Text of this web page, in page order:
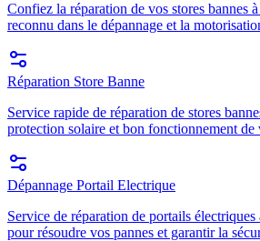
Confiez la réparation de vos stores bannes
reconnu dans le dépannage et la
Réparation Store Banne
Service rapide de réparation de stores
protection solaire et bon fonctionnement de
Dépannage Portail Electrique
Service de réparation de portails
pour résoudre vos pannes et garantir la